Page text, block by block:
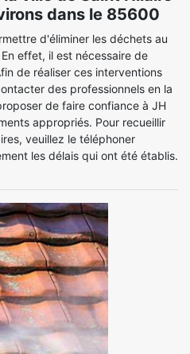
dans le 85600
d'éliminer les déchets au
effet, il est nécessaire de
de réaliser ces interventions
des professionnels en la
de faire confiance à JH
appropriés. Pour recueillir
veuillez le téléphoner
les délais qui ont été établis.